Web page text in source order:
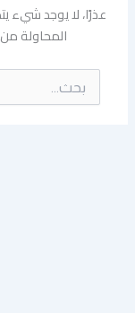
عذرًا، لا يوجد شيء
المحاولة
البحث
عن: